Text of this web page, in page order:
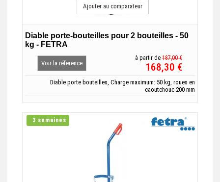
Diable porte-bouteilles pour 2 bouteilles - 50
kg - FETRA
Voir la réference
à partir de 187,00 €
168,30 €
Diable porte bouteilles, Charge maximum: 50 kg, roues en
caoutchouc 200 mm
Ajouter au comparateur
3 semaines